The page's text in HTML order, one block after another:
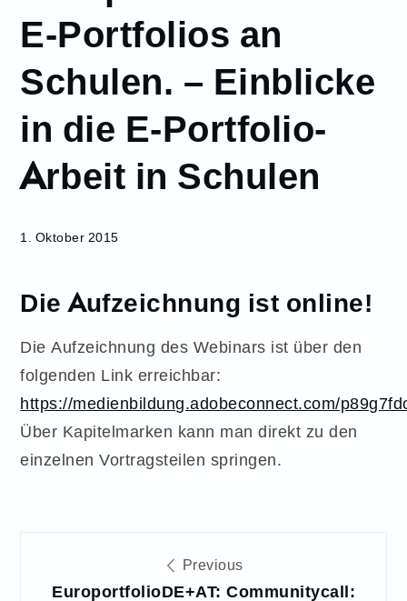
EuroportfolioDE+AT:
E-Portfolios an
Schulen. –
Einblicke in die E-
Portfolio-Arbeit in
Schulen
E-Portfolios an
Schulen. – Einblicke
in die E-Portfolio-
Arbeit in Schulen
1. Oktober 2015
Die Aufzeichnung ist online!
Die Aufzeichnung des Webinars ist über den
folgenden Link erreichbar:
https://medienbildung.adobeconnect.com/
Über Kapitelmarken kann man direkt zu den
einzelnen Vortragsteilen springen.
Beitragsnavigation
Previous
EuroportfolioDE+AT: Communitycall: